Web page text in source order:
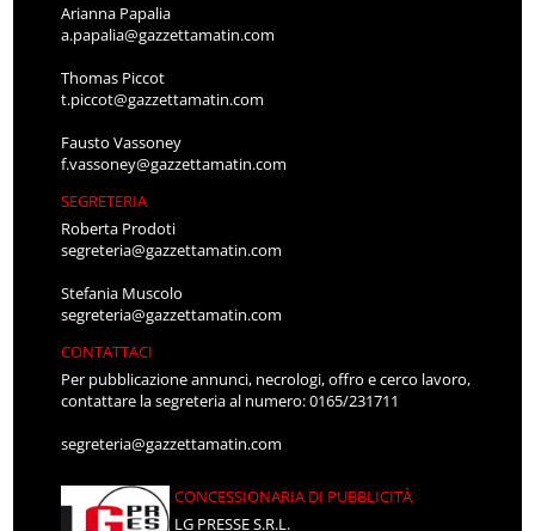
Arianna Papalia
a.papalia@gazzettamatin.com
Thomas Piccot
t.piccot@gazzettamatin.com
Fausto Vassoney
f.vassoney@gazzettamatin.com
SEGRETERIA
Roberta Prodoti
segreteria@gazzettamatin.com
Stefania Muscolo
segreteria@gazzettamatin.com
CONTATTACI
Per pubblicazione annunci, necrologi, offro e cerco lavoro,
contattare la segreteria al numero: 0165/231711
segreteria@gazzettamatin.com
CONCESSIONARIA DI PUBBLICITÀ
LG PRESSE S.R.L.